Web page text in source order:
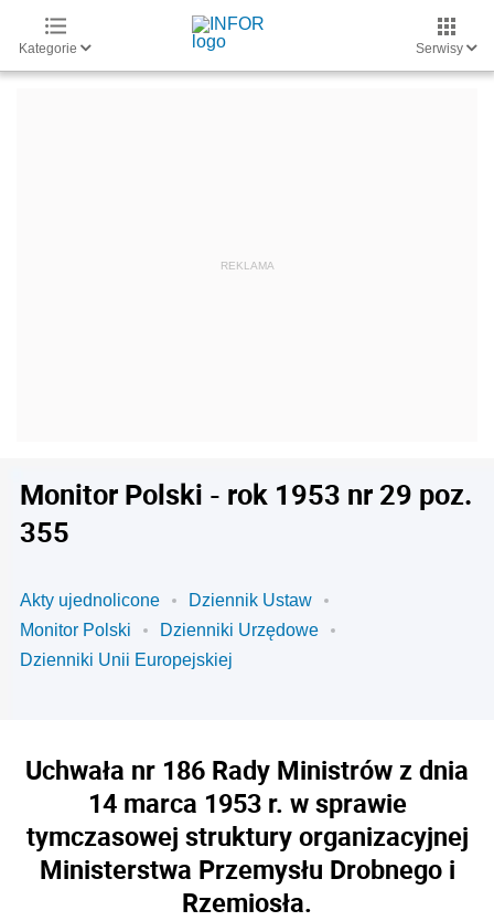
Kategorie Serwisy
Monitor Polski - rok 1953 nr 29 poz.
355
Akty ujednolicone
Dziennik Ustaw
Monitor Polski
Dzienniki Urzędowe
Dzienniki Unii Europejskiej
Uchwała nr 186 Rady Ministrów z dnia
14 marca 1953 r. w sprawie
tymczasowej struktury organizacyjnej
Ministerstwa Przemysłu Drobnego i
Rzemiosła.